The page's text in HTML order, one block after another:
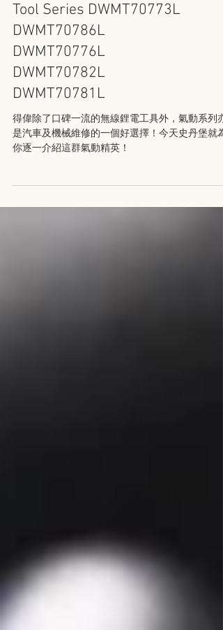
【車房工具】得偉氣動工
具系列 DEWALT Pneumatic
Tool Series DWMT70773L
DWMT70786L
DWMT70776L
DWMT70782L
DWMT70781L